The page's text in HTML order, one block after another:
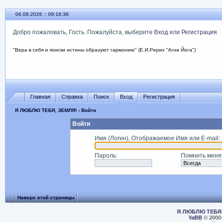
06.08.2026 :: 09:16:36
Добро пожаловать, Гость. Пожалуйста, выберите Входили Регистрация
"Вера в себя и поиски истины образуют гармонию" (Е.И.Рерих "Агни Йога")
Главная Справка Поиск Вход Регистрация
Я ЛЮБЛЮ ТЕБЯ, ЗЕМЛЯ!› Войти
Войти
Имя (Логин), Отображаемое Имя или E-mail :
Пароль: Помнить меня
Наверх этой страницы
Я ЛЮБЛЮ
YaBB©